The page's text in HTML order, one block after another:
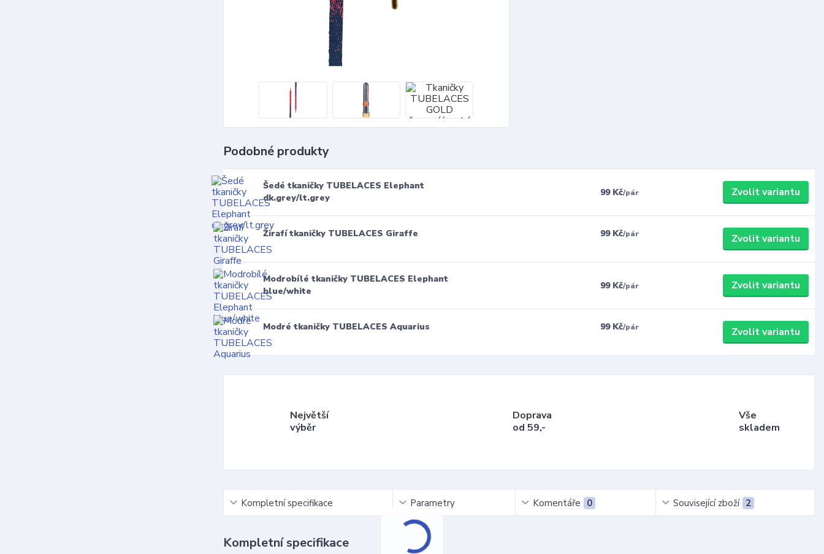
Podobné produkty
Šedé tkaničky TUBELACES Elephant
dk.grey/lt.grey
99 Kč/pár Zvolit variantu
Žirafí tkaničky TUBELACES Giraffe 99 Kč/pár Zvolit variantu
Modrobílé tkaničky TUBELACES Elephant
blue/white
99 Kč/pár Zvolit variantu
Modré tkaničky TUBELACES Aquarius 99 Kč/pár Zvolit variantu
Největší
výběr
Doprava
od 59,-
Vše
skladem
Kompletní specifikace Parametry Komentáře 0 Související zboží 2
Kompletní specifikace